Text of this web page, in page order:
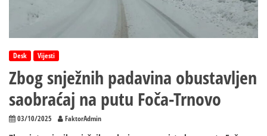
Desk Vijesti
Zbog snježnih padavina obustavljen
saobraćaj na putu Foča-Trnovo
03/10/2025 FaktorAdmin